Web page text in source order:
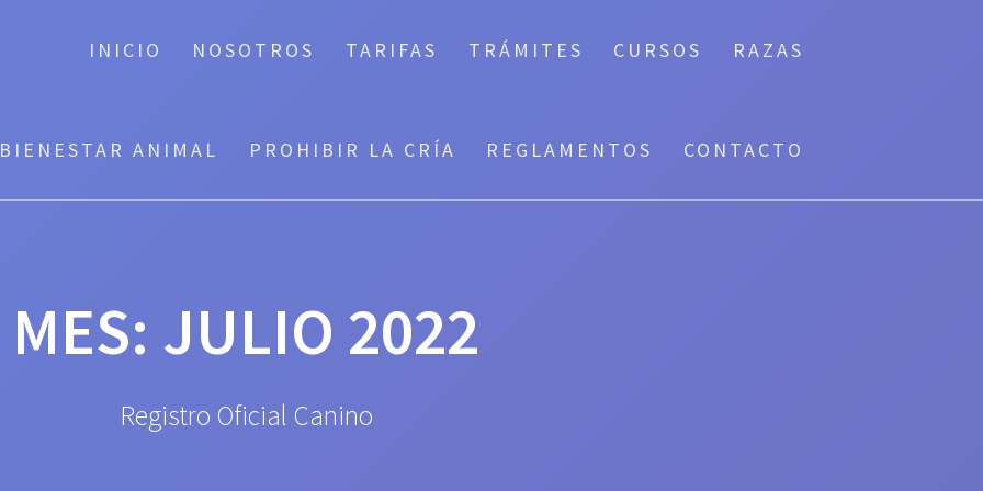
INICIO NOSOTROS TARIFAS TRÁMITES CURSOS RAZAS
BIENESTAR ANIMAL PROHIBIR LA CRÍA REGLAMENTOS CONTACTO
MES: JULIO 2022
Registro Oficial Canino